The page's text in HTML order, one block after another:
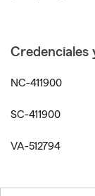
Credenciales
NC-411900
SC-411900
VA-512794